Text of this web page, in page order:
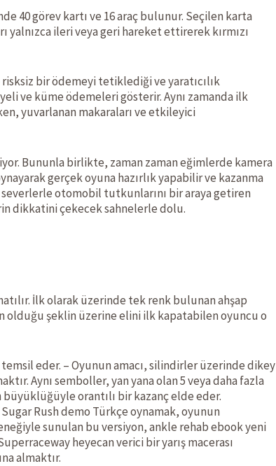
40 görev kartı ve 16 araç bulunur. Seçilen karta
yalnızca ileri veya geri hareket ettirerek kırmızı
bir ödemeyi tetiklediği ve yaratıcılık
ve küme ödemeleri gösterir. Aynı zamanda ilk
yuvarlanan makaraları ve etkileyici
Bununla birlikte, zaman zaman eğimlerde kamera
gerçek oyuna hazırlık yapabilir ve kazanma
severlerle otomobil tutkunlarını bir araya getiren
dikkatini çekecek sahnelerle dolu.
İlk olarak üzerinde tek renk bulunan ahşap
olduğu şeklin üzerine elini ilk kapatabilen oyuncu o
eder. – Oyunun amacı, silindirler üzerinde dikey
Aynı semboller, yan yana olan 5 veya daha fazla
orantılı bir kazanç elde eder.
Rush demo Türkçe oynamak, oyunun
sunulan bu versiyon, ankle rehab ebook yeni
heyecan verici bir yarış macerası
almaktır.